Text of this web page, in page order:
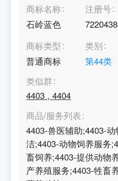
商标名称
石岭蓝色
注册号
商标类型
普通商标
类别
第44类
类似群
4403 ,4404
商品/服务列表
4403-兽医辅助;4403-
洁;4403-动物饲养服务
畜饲养;4403-提供动物
产养殖服务;4403-牲畜